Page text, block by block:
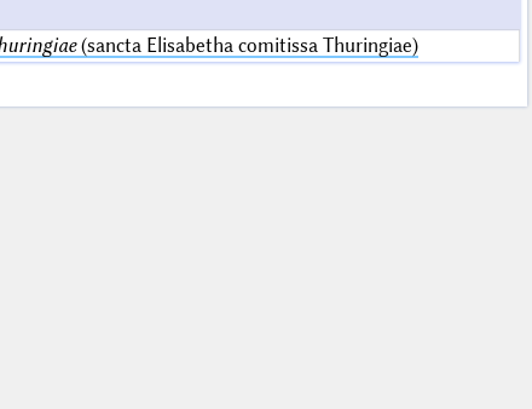
(sancta Elisabetha comitissa Thuringiae)